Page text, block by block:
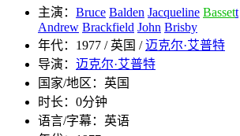
主演： Bruce Balden Jacqueline Bassett
Andrew Brackfield John Brisby
年代： 1977 / 英国 /迈克尔·艾普特
导演： 迈克尔·艾普特
国家/地区： 英国
时长： 0分钟
语言/字幕： 英语